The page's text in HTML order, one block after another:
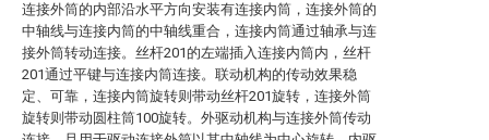
连接外筒的内部沿水平方向安装有连接内筒，连接外筒的
中轴线与连接内筒的中轴线重合，连接内筒通过轴承与连
接外筒转动连接。丝杆201的左端插入连接内筒内，丝杆
201通过平键与连接内筒连接。联动机构的传动效果稳
定、可靠，连接内筒旋转则带动丝杆201旋转，连接外筒
旋转则带动圆柱筒100旋转。外驱动机构与连接外筒传动